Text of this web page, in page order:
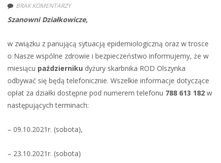
BRAK KOMENTARZY
Szanowni Działkowicze,
w związku z panującą sytuacją epidemiologiczną oraz w trosce
o Nasze wspólne zdrowie i bezpieczeństwo informujemy, że w
miesiącu październiku dyżury skarbnika ROD Olszynka
odbywać się będą telefonicznie. Wszelkie informacje dotyczące
opłat za działki dostępne pod numerem telefonu 788 613 182 w
następujących terminach:
– 09.10.2021r. (sobota),
– 23.10.2021r. (sobota)